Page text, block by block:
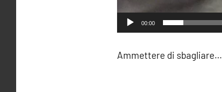
00:00
Ammettere di sbagliare…